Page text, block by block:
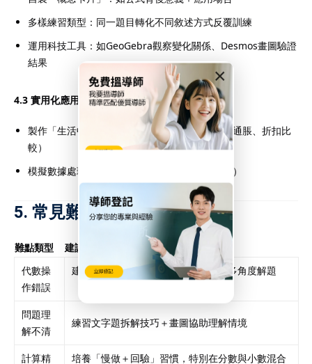
×
多樣練習類型：同一題目轉化不同敘述方式反覆訓練
運用科技工具：如GeoGebra觀察變化關係、Desmos畫圖驗證
結果
4.3 實用化應用訓練：
製作「生活中的數學」專題（如利息計算、物價通脹、折扣比
較）
模擬數據處理（如疫情曲線分析、班級調查統計）
5. 常見難點與突破方法
難點類型
建議對策
代數操
作錯誤
建立「公式理解圖」＋練習代入法＋多角度解題
問題理
解不清
練習文字題拆解技巧＋畫圖協助理解情境
計算精
培養「慢做＋回驗」習慣，特別在分數與小數混合